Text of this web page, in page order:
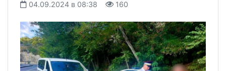
04.09.2024 в 08:38 160